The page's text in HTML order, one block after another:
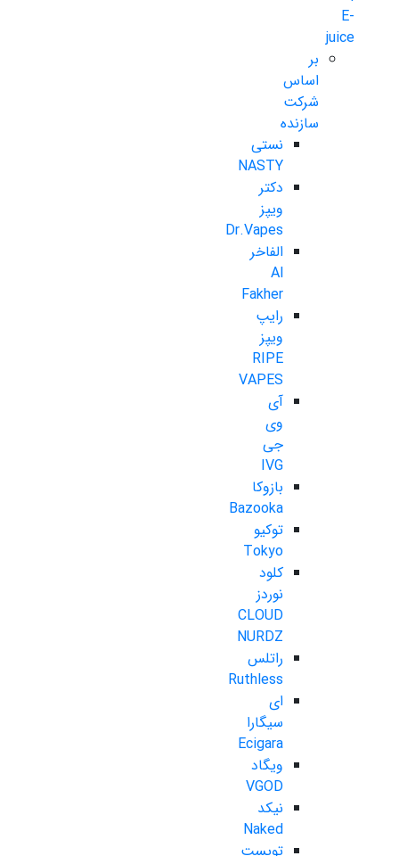
E-
juice
بر
اساس
شرکت
سازنده
نستی
NASTY
دکتر
ویپز
Dr.Vapes
الفاخر
Al
Fakher
رایپ
ویپز
RIPE
VAPES
آی
وی
جی
IVG
بازوکا
Bazooka
توکیو
Tokyo
کلود
نوردز
CLOUD
NURDZ
راتلس
Ruthless
ای
سیگارا
Ecigara
ویگاد
VGOD
نیکد
Naked
تویست